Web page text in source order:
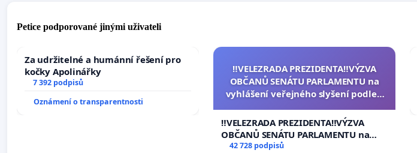
Petice podporované jinými uživateli
Za udržitelné a humánní řešení pro
kočky Apolinářky
7 392 podpisů
Oznámení o transparentnosti
‼️VELEZRADA PREZIDENTA‼️VÝZVA
OBČANŮ SENÁTU PARLAMENTU na
vyhlášení veřejného slyšení podle §
na přijetí usnesení k podání ústavní
žaloby na prezidenta republiky
‼️VELEZRADA PREZIDENTA‼️VÝZVA
OBČANŮ SENÁTU PARLAMENTU na
vyhlášení veřejného slyšení podle §
42 728 podpisů